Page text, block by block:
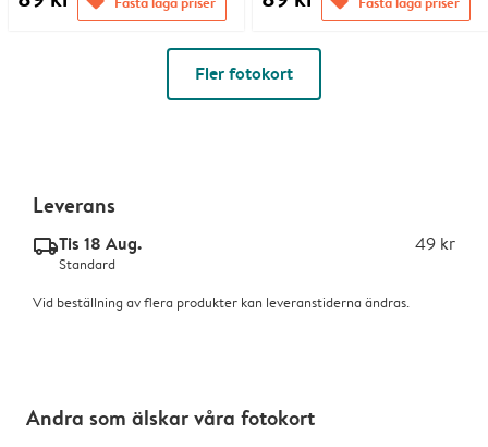
Fler fotokort
Leverans
delivery_standard_v2Tis 18 Aug. 49 kr
Standard
Vid beställning av flera produkter kan leveranstiderna ändras.
Andra som älskar våra fotokort